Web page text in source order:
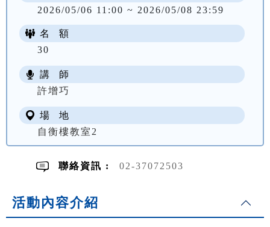
2026/05/06 11:00 ~ 2026/05/08 23:59
名 額
30
講 師
許增巧
場 地
自衡樓教室2
聯絡資訊 : 02-37072503
活動內容介紹